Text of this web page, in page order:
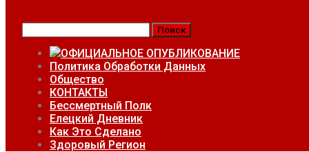
ОФИЦИАЛЬНОЕ ОПУБЛИКОВАНИЕ
Политика Обработки Данных
Общество
КОНТАКТЫ
Бессмертный Полк
Елецкий Дневник
Как Это Сделано
Здоровый Регион